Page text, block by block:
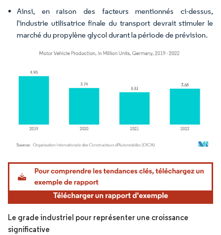
Ainsi, en raison des facteurs mentionnés ci-dessus,
l'industrie utilisatrice finale du transport devrait stimuler le
marché du propylène glycol durant la période de prévision.
Image © Mordor Intelligence. La réutilisation nécessite une attribution sous CC BY
Le grade industriel pour représenter une croissance
significative